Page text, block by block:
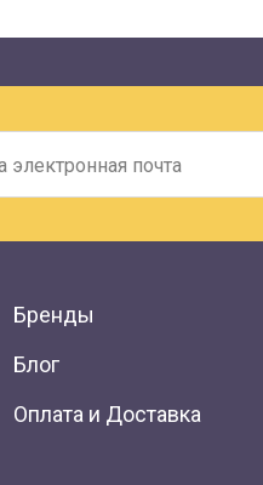
Бренды
Блог
Оплата и Доставка